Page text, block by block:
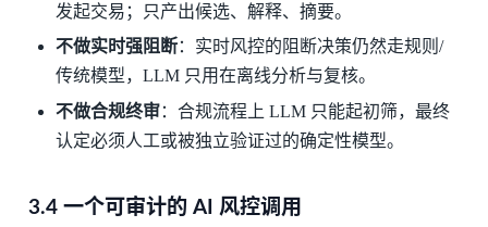
发起交易；只产出候选、解释、摘要。
不做实时强阻断：实时风控的阻断决策仍然走规则/
传统模型，LLM 只用在离线分析与复核。
不做合规终审：合规流程上 LLM 只能起初筛，最终
认定必须人工或被独立验证过的确定性模型。
3.4 一个可审计的 AI 风控调用